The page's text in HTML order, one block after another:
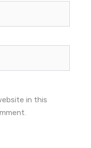
in this